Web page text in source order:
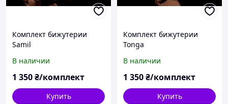
Комплект бижутерии
Samil
В наличии
1 350₴/комплект
Купить
Комплект бижутерии
Tonga
В наличии
1 350₴/комплект
Купить